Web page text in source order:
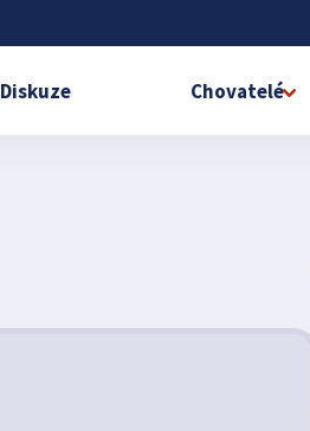
Diskuze Chovatelé